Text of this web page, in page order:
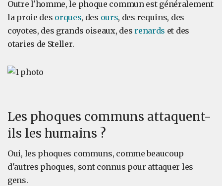
Outre l'homme, le phoque commun est généralement
la proie des orques, des ours, des requins, des
coyotes, des grands oiseaux, desrenards et des
otaries de Steller.
Les phoques communs attaquent-
ils les humains ?
Oui, les phoques communs, comme beaucoup
d'autres phoques, sont connus pour attaquer les
gens.